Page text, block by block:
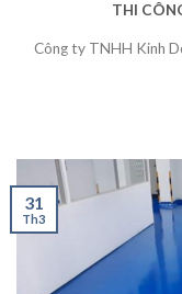
THI
Công ty TNHH Kinh
31
Th3